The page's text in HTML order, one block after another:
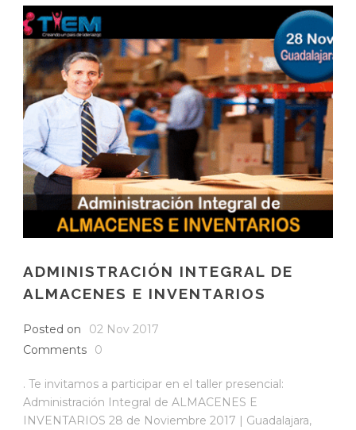
ADMINISTRACIÓN INTEGRAL DE
ALMACENES E INVENTARIOS
Posted on
02 Nov 2017
Comments
0
. Te invitamos a participar en el taller presencial:
Administración Integral de ALMACENES E
INVENTARIOS 28 de Noviembre 2017 | Guadalajara,